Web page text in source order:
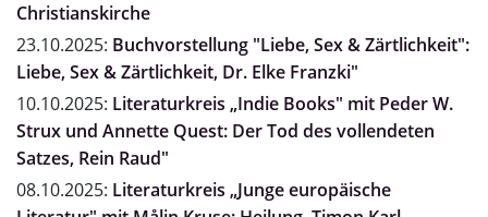
Christianskirche
23.10.2025: Buchvorstellung "Liebe, Sex & Zärtlichkeit":
Liebe, Sex & Zärtlichkeit, Dr. Elke Franzki"
10.10.2025: Literaturkreis „Indie Books" mit Peder W.
Strux und Annette Quest: Der Tod des vollendeten
Satzes, Rein Raud"
08.10.2025: Literaturkreis „Junge europäische